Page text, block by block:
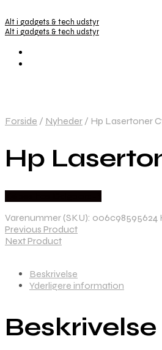
Alt i gadgets & tech udstyr
Alt i gadgets & tech udstyr
Forside / Nyheder / Hp Lasertoner
Hp
Varenummer (SKU): 006c98595624
Previous Product
Next Product
Beskrivelse
Yderligere information
Beskrivelse